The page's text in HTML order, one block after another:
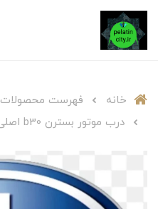
خانه
فهرست محصولات
درب موتور بسترن b30 اصلی شرکتی